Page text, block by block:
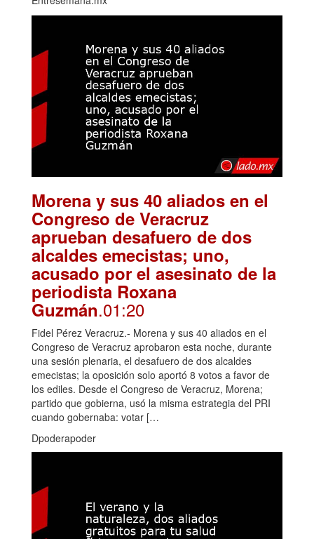
Morena y sus 40 aliados en el
Congreso de Veracruz
aprueban desafuero de dos
alcaldes emecistas; uno,
acusado por el asesinato de la
periodista Roxana
Guzmán.01:20
Fidel Pérez Veracruz.- Morena y sus 40 aliados en el
Congreso de Veracruz aprobaron esta noche, durante
una sesión plenaria, el desafuero de dos alcaldes
emecistas; la oposición solo aportó 8 votos a favor de
los ediles. Desde el Congreso de Veracruz, Morena;
partido que gobierna, usó la misma estrategia del PRI
cuando gobernaba: votar […
Dpoderapoder